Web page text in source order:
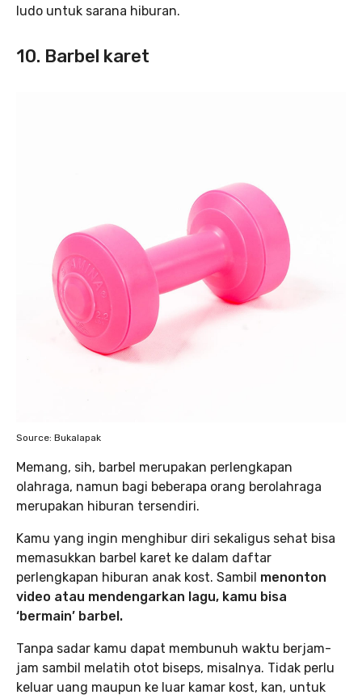
ludo untuk sarana hiburan.
10. Barbel karet
Source: Bukalapak
Memang, sih, barbel merupakan perlengkapan
olahraga, namun bagi beberapa orang berolahraga
merupakan hiburan tersendiri.
Kamu yang ingin menghibur diri sekaligus sehat bisa
memasukkan barbel karet ke dalam daftar
perlengkapan hiburan anak kost. Sambil menonton
video atau mendengarkan lagu, kamu bisa
‘bermain’ barbel.
Tanpa sadar kamu dapat membunuh waktu berjam-
jam sambil melatih otot biseps, misalnya. Tidak perlu
keluar uang maupun ke luar kamar kost, kan, untuk